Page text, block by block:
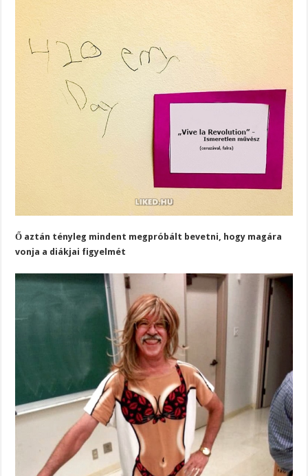
Ő aztán tényleg mindent megpróbált bevetni, hogy magára
vonja a diákjai figyelmét